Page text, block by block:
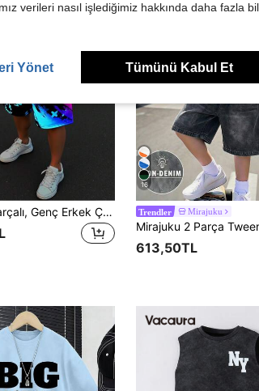
SHEIN 2 Parçalı, Genç Erkek Çocuklar İçin Günlük Kullanım, Gece Görüşlü, Floresan, Çizgi Film Desenli, Yuvarlak Yakalı, Kısa Kollu, Şortlu 2 Parçalı Kıyafet Seti; İlkbahar/Yaz, Günlük Giyim, Spor, Geziler, Okul, Partiler, Festivaller, Fotoğraf Çekimleri İçin Uygundur.
16
Trendler Mirajuku
613,50TL
verileri nasıl işlediğimiz hakkında daha fazla
Yönet Tümünü Kabul Et